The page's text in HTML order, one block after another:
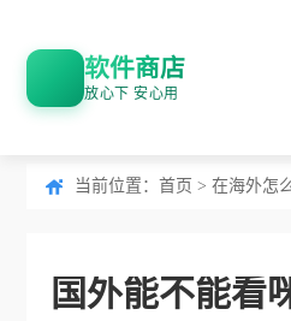
软件商店
放心下 安心用
当前位置： 首页 > 在海外怎
国外能不能看